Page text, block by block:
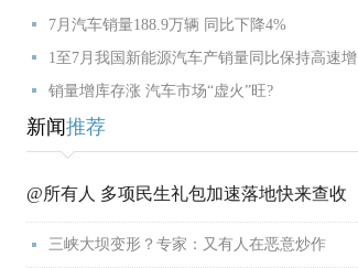
7月汽车销量188.9万辆 同比下降4%
1至7月我国新能源汽车产销量同比保持高速增
销量增库存涨 汽车市场“虚火”旺?
新闻推荐
@所有人 多项民生礼包加速落地快来查收
三峡大坝变形？专家：又有人在恶意炒作